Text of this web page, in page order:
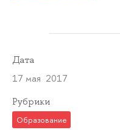
Дата
17 мая 2017
Рубрики
Образование